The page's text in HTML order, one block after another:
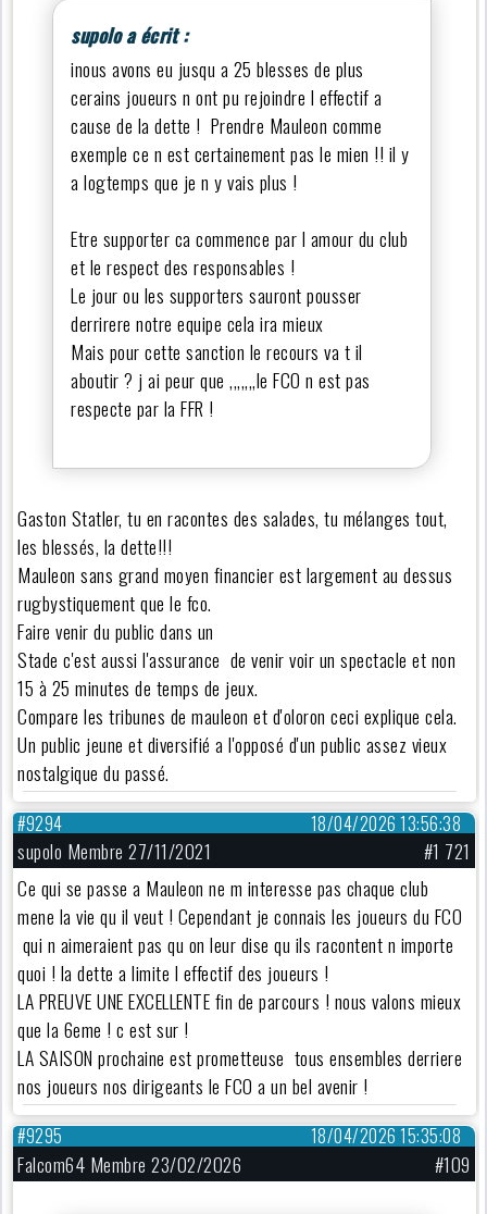
supolo a écrit :
inous avons eu jusqu a 25 blesses de plus
cerains joueurs n ont pu rejoindre l effectif a
cause de la dette ! Prendre Mauleon comme
exemple ce n est certainement pas le mien !! il y
a logtemps que je n y vais plus !
Etre supporter ca commence par l amour du club
et le respect des responsables !
Le jour ou les supporters sauront pousser
derrirere notre equipe cela ira mieux
Mais pour cette sanction le recours va t il
aboutir ? j ai peur que ,,,,,,,le FCO n est pas
respecte par la FFR !
Gaston Statler, tu en racontes des salades, tu mélanges tout,
les blessés, la dette!!!
Mauleon sans grand moyen financier est largement au dessus
rugbystiquement que le fco.
Faire venir du public dans un
Stade c'est aussi l'assurance de venir voir un spectacle et non
15 à 25 minutes de temps de jeux.
Compare les tribunes de mauleon et d'oloron ceci explique cela.
Un public jeune et diversifié a l'opposé d'un public assez vieux
nostalgique du passé.
18/04/2026 13:56:38
#9294
supolo Membre 27/11/2021
#1 721
Ce qui se passe a Mauleon ne m interesse pas chaque club
mene la vie qu il veut ! Cependant je connais les joueurs du FCO
qui n aimeraient pas qu on leur dise qu ils racontent n importe
quoi ! la dette a limite l effectif des joueurs !
LA PREUVE UNE EXCELLENTE fin de parcours ! nous valons mieux
que la 6eme ! c est sur !
LA SAISON prochaine est prometteuse tous ensembles derriere
nos joueurs nos dirigeants le FCO a un bel avenir !
18/04/2026 15:35:08
#9295
Falcom64 Membre 23/02/2026 #109